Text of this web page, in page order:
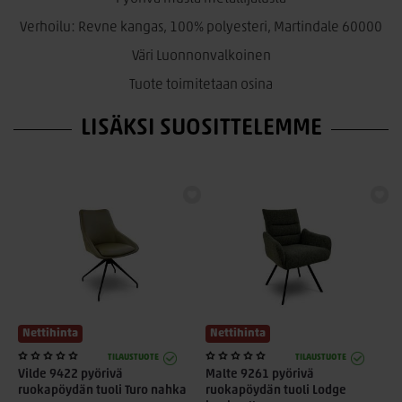
Materiaalit:
Verhoilu Revne-kangas 100 % polyesteri
Väri Luonnonvalkoinen
Kokoverhoiltu istuin
Moderni ja ajaton muotoilu
Pehmeä ja miellyttävä istuintuntuma
Tukeva metallirakenne
Sopii ruokailutilaan ja työpisteelle
Materiaalien ominaisuudet ja hoito:
Revne-kangas on kestävä ja helppohoitoinen
Verhoilu: Revne kangas, 100% polyesteri, Martindale 60000
Väri Luonnonvalkoinen
Tuote toimitetaan osina
LISÄKSI SUOSITTELEMME
Nettihinta
TILAUSTUOTE
Vilde 9422 pyörivä
ruokapöydän tuoli Turo nahka
Nettihinta
TILAUSTUOTE
Malte 9261 pyörivä
ruokapöydän tuoli Lodge